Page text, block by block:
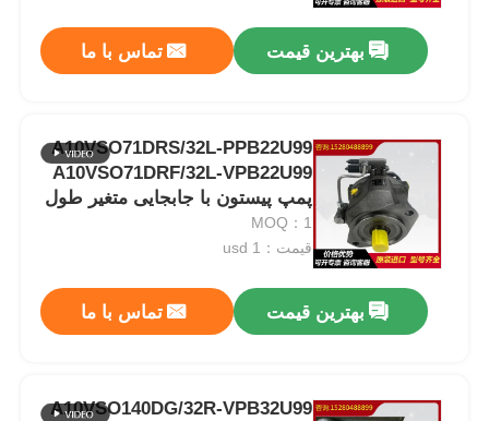
محصولات
ویدیو
درباره ما
بهترین قیمت تماس با ما
A10VSO71DRS/32L-PPB22U99
A10VSO71DRF/32L-VPB22U99
پمپ پیستون با جابجایی متغیر طول
عمر طولانی برای صنعتی
MOQ：1
قیمت：usd 1
بهترین قیمت تماس با ما
A10VSO140DG/32R-VPB32U99